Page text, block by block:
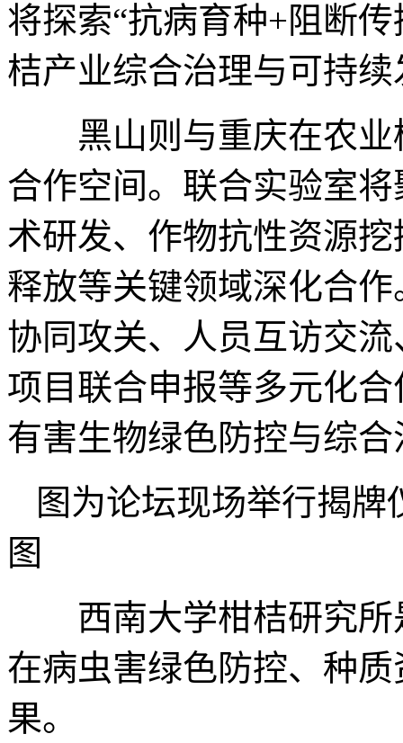
将探索“抗病育种+阻断
桔产业综合治理与可持
黑山则与重庆在农业
合作空间。联合实验室
术研发、作物抗性资源
释放等关键领域深化合
协同攻关、人员互访交
项目联合申报等多元化
有害生物绿色防控与综
图为论坛现场举行揭
图
西南大学柑桔研究所
在病虫害绿色防控、种
果。